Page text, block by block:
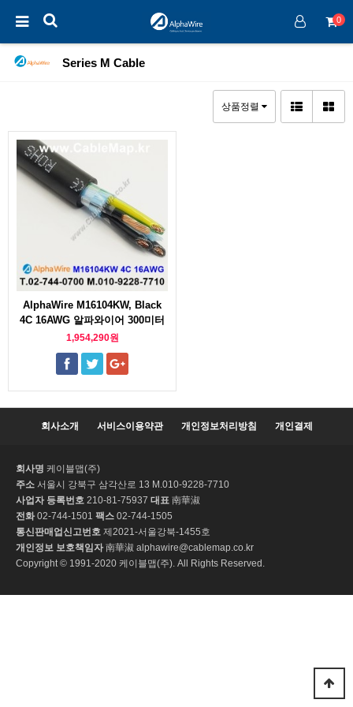
0
Series M Cable
상품정렬
AlphaWire M16104KW, Black
4C 16AWG 알파와이어 300미터
1,954,290원
회사소개 서비스이용약관 개인정보처리방침 개인결제
회사명 케이블맵(주)
주소 서울시 강북구 삼각산로 13 M.010-9228-7710
사업자 등록번호 210-81-75937 대표 南華淑
전화02-744-1501 팩스 02-744-1505
통신판매업신고번호 제2021-서울강북-1455호
개인정보 보호책임자南華淑 alphawire@cablemap.co.kr
Copyright © 1991-2020 케이블맵(주). All Rights Reserved.